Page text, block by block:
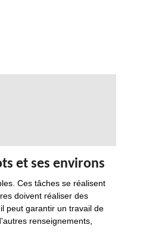
et ses environs
Ces tâches se réalisent
doivent réaliser des
peut garantir un travail de
renseignements,